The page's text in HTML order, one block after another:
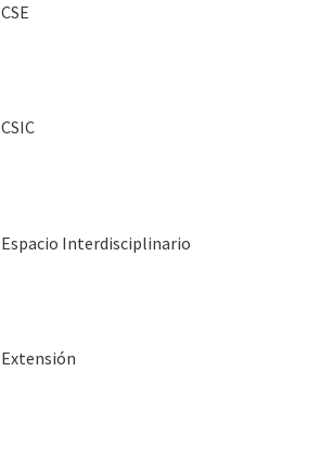
CSE
CSIC
Espacio Interdisciplinario
Extensión